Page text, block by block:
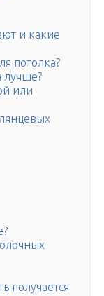
и какие
потолка?
лучше?
или
получается